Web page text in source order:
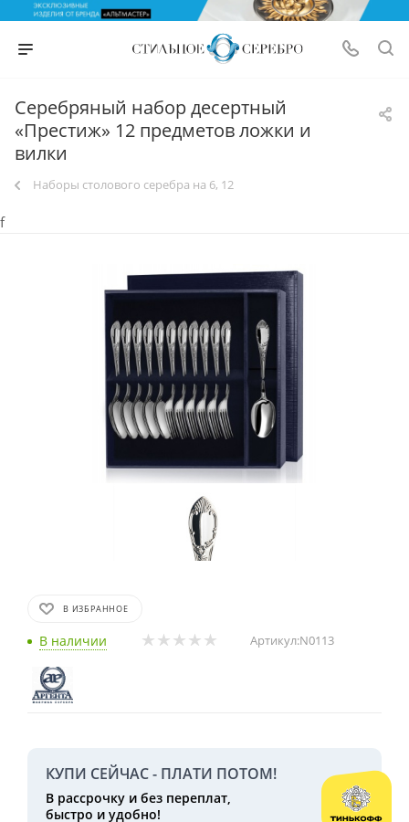
Серебряный набор десертный
«Престиж» 12 предметов ложки и
вилки
Наборы столового серебра на 6, 12
f
В ИЗБРАННОЕ
В наличии Артикул:N0113
КУПИ СЕЙЧАС - ПЛАТИ ПОТОМ!
В рассрочку и без переплат,
быстро и удобно!